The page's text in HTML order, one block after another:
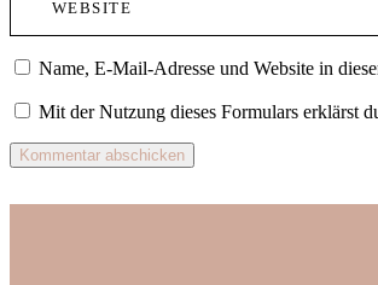
Name, E-Mail-Adresse und Website in
Mit der Nutzung dieses Formulars erklärst